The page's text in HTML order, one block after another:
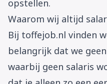
opstellen.
Waarom wij altijd
Bij toffejob.nl vinden
belangrijk dat we
waarbij geen salaris